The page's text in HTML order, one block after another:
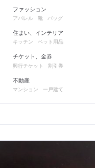
ファッション
アパレル 靴 バッグ
住まい、インテリア
キッチン ペット用品
チケット、金券
興行チケット 割引券
不動産
マンション 一戸建て